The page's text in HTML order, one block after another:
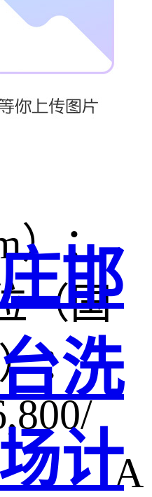
用：
（豪
）：
（国
：
A
邯
洗
计